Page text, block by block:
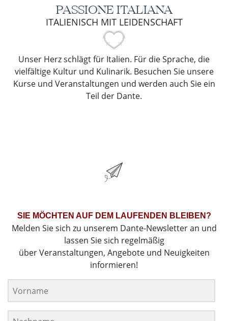
PASSIONE ITALIANA
ITALIENISCH MIT LEIDENSCHAFT
Unser Herz schlägt für Italien. Für die Sprache, die
vielfältige Kultur und Kulinarik. Besuchen Sie unsere
Kurse und Veranstaltungen und werden auch Sie ein
Teil der Dante.
SIE MÖCHTEN AUF DEM LAUFENDEN BLEIBEN?
Melden Sie sich zu unserem Dante-Newsletter an und
lassen Sie sich regelmäßig
über Veranstaltungen, Angebote und Neuigkeiten
informieren!